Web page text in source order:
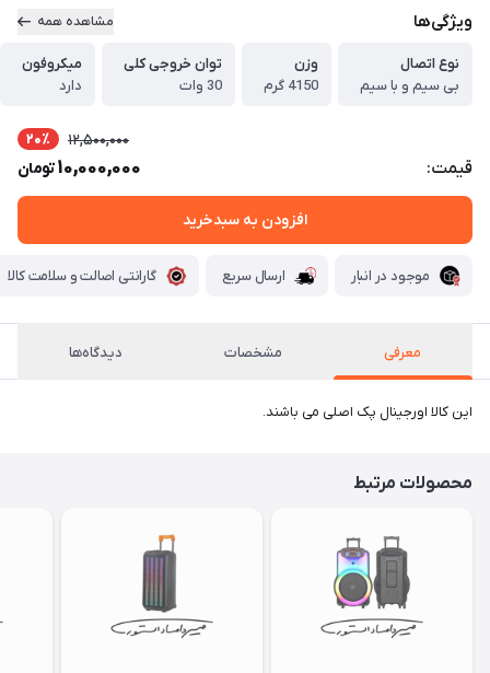
ویژگی‌ها مشاهده همه
نوع اتصال
بی سیم و با سیم
وزن
4150 گرم
توان خروجی کلی
30 وات
میکروفون
دارد
قیمت:
12,500,000 20٪
10,000,000تومان
افزودن به سبدخرید
موجود در انبار ارسال سریع گارانتی اصالت و سلامت کالا
معرفی مشخصات دیدگاه‌ها
این کالا اورجینال پک اصلی می باشند.
محصولات مرتبط